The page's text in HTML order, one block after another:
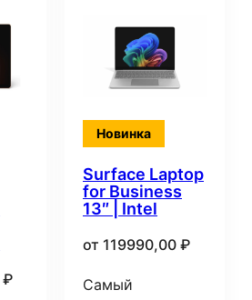
₽
Новинка
Surface Laptop
for Business
13″ | Intel
от 119990,00 ₽
Самый